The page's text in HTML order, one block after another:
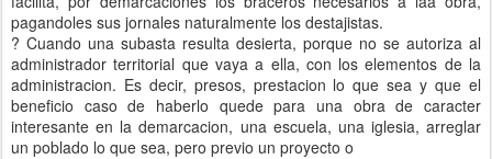
pagandoles sus jornales naturalmente los destajistas.
? Cuando una subasta resulta desierta, porque no se autoriza al
administrador territorial que vaya a ella, con los elementos de la
administracion. Es decir, presos, prestacion lo que sea y que el
beneficio caso de haberlo quede para una obra de caracter
interesante en la demarcacion, una escuela, una iglesia, arreglar
un poblado lo que sea, pero previo un proyecto o